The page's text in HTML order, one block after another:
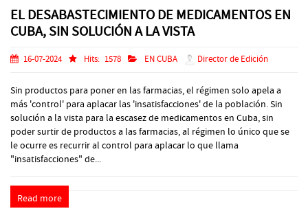
EL DESABASTECIMIENTO DE MEDICAMENTOS EN
CUBA, SIN SOLUCIÓN A LA VISTA
16-07-2024 Hits: 1578 EN CUBA Director de Edición
Sin productos para poner en las farmacias, el régimen solo apela a
más 'control' para aplacar las 'insatisfacciones' de la población. Sin
solución a la vista para la escasez de medicamentos en Cuba, sin
poder surtir de productos a las farmacias, al régimen lo único que se
le ocurre es recurrir al control para aplacar lo que llama
"insatisfacciones" de...
Read more